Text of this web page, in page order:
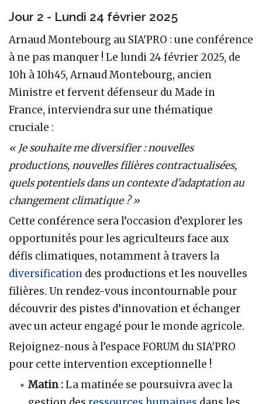
Jour 2 - Lundi 24 février 2025
Arnaud Montebourg au SIA'PRO : une conférence
à ne pas manquer ! Le lundi 24 février 2025, de
10h à 10h45, Arnaud Montebourg, ancien
Ministre et fervent défenseur du Made in
France, interviendra sur une thématique
cruciale :
« Je souhaite me diversifier : nouvelles
productions, nouvelles filières contractualisées,
quels potentiels dans un contexte d'adaptation au
changement climatique ? »
Cette conférence sera l’occasion d’explorer les
opportunités pour les agriculteurs face aux
défis climatiques, notamment à travers la
diversification des productions et les nouvelles
filières. Un rendez-vous incontournable pour
découvrir des pistes d’innovation et échanger
avec un acteur engagé pour le monde agricole.
Rejoignez-nous à l’espace FORUM du SIA'PRO
pour cette intervention exceptionnelle !
Matin :La matinée se poursuivra avec la